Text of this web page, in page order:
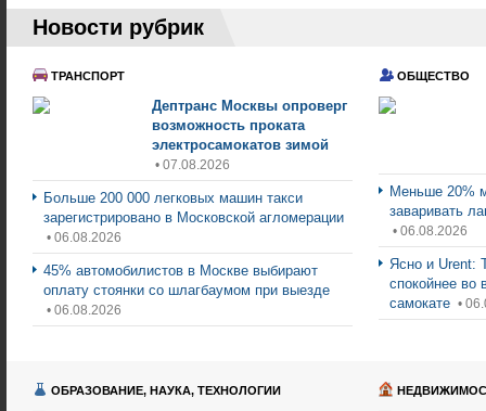
Новости рубрик
ТРАНСПОРТ
Дептранс Москвы опроверг
возможность проката
электросамокатов зимой
• 07.08.2026
Больше 200 000 легковых машин такси
зарегистрировано в Московской агломерации
• 06.08.2026
45% автомобилистов в Москве выбирают
оплату стоянки со шлагбаумом при выезде
• 06.08.2026
ОБЩЕСТВО
Меньше 20%
заваривать
• 06.08.2026
Ясно и Urent:
спокойнее во
самокате •
ОБРАЗОВАНИЕ, НАУКА, ТЕХНОЛОГИИ